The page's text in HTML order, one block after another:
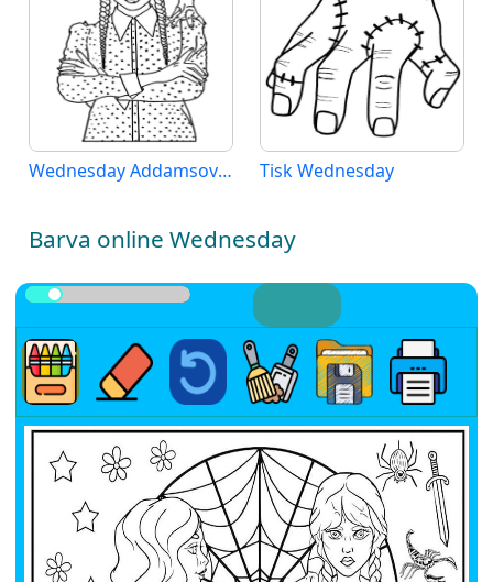
Wednesday Addamsová (2) Tisk Wednesday
Barva online Wednesday